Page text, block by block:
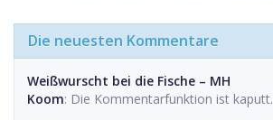
Die neuesten Kommentare
Weißwurscht bei die Fische – MH
Koom: Die Kommentarfunktion ist kaputt.